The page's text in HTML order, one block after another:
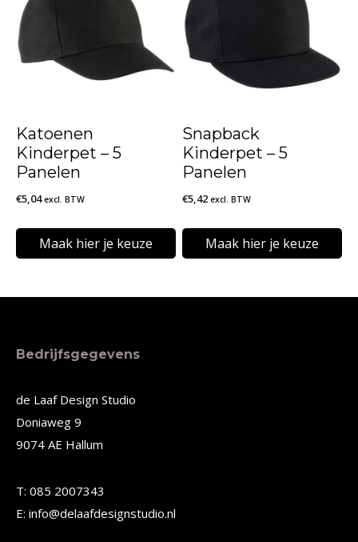
meerdere
variaties.
Deze
gekozen
worden
op
productpagina
Katoenen
Kinderpet – 5
Panelen
€5,04 excl. BTW
Maak hier je keuze
product
meerdere
Deze
optie
kan
worden
Snapback
Kinderpet – 5
Panelen
€5,42 excl. BTW
Maak hier je keuze
product
Bedrijfsgegevens
de Laaf Design Studio
Doniaweg 9
9074 AE Hallum
T: 085 2007343
E: info@delaafdesignstudio.nl